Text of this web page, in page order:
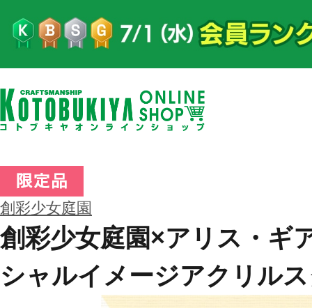
創彩少女庭園
創彩少女庭園×アリス・ギ
シャルイメージアクリル